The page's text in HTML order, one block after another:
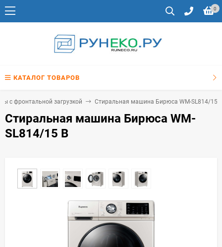
0
КАТАЛОГ ТОВАРОВ
с фронтальной загрузкой Стиральная машина Бирюса WM-SL814/15 B
Стиральная машина Бирюса WM-
SL814/15 B